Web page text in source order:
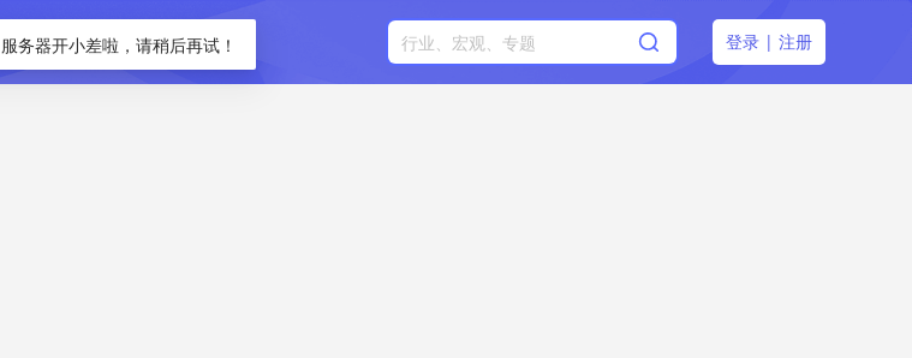
订阅方案 登录 | 注册
服务器开小差啦，请稍后再试！